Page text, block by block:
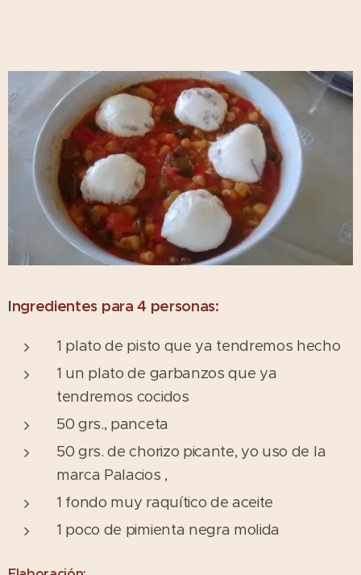
Ingredientes para 4 personas:
1 plato de pisto que ya tendremos hecho
1 un plato de garbanzos que ya
tendremos cocidos
50 grs., panceta
50 grs. de chorizo picante, yo uso de la
marca Palacios ,
1 fondo muy raquítico de aceite
1 poco de pimienta negra molida